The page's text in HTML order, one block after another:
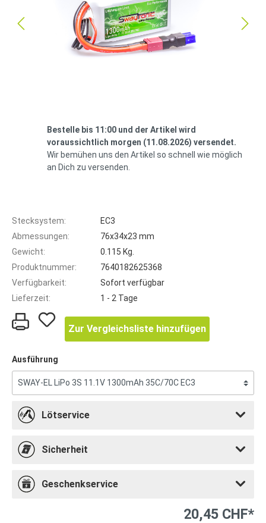
Bestelle bis 11:00 und der Artikel wird
voraussichtlich morgen (11.08.2026) versendet.
Wir bemühen uns den Artikel so schnell wie möglich
an Dich zu versenden.
Stecksystem:
EC3
Abmessungen:
76x34x23 mm
Gewicht:
0.115 Kg.
Produktnummer:
7640182625368
Verfügbarkeit:
Sofort verfügbar
Lieferzeit:
1 - 2 Tage
Zur Vergleichsliste hinzufügen
Ausführung
Lötservice
Sicherheit
Geschenkservice
20,45 CHF*